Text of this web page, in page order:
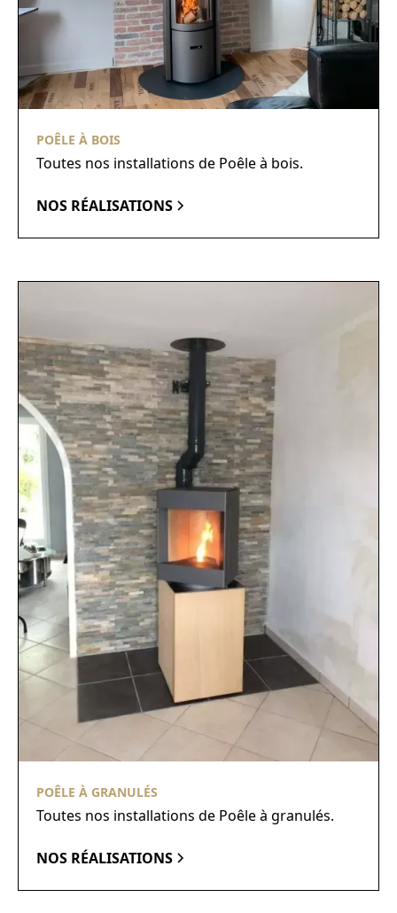
POÊLE À BOIS
Toutes nos installations de Poêle à bois.
NOS RÉALISATIONS
POÊLE À GRANULÉS
Toutes nos installations de Poêle à granulés.
NOS RÉALISATIONS